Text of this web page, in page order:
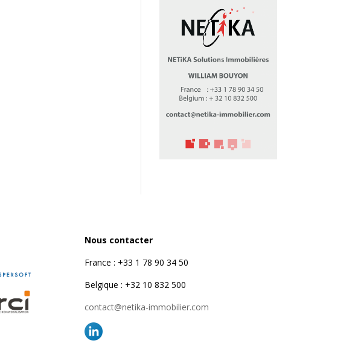
Nous contacter
France : +33 1 78 90 34 50
Belgique : +32 10 832 500
contact@netika-immobilier.com